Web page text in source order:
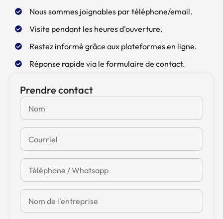
Nous sommes joignables par téléphone/email.
Visite pendant les heures d'ouverture.
Restez informé grâce aux plateformes en ligne.
Réponse rapide via le formulaire de contact.
Prendre contact